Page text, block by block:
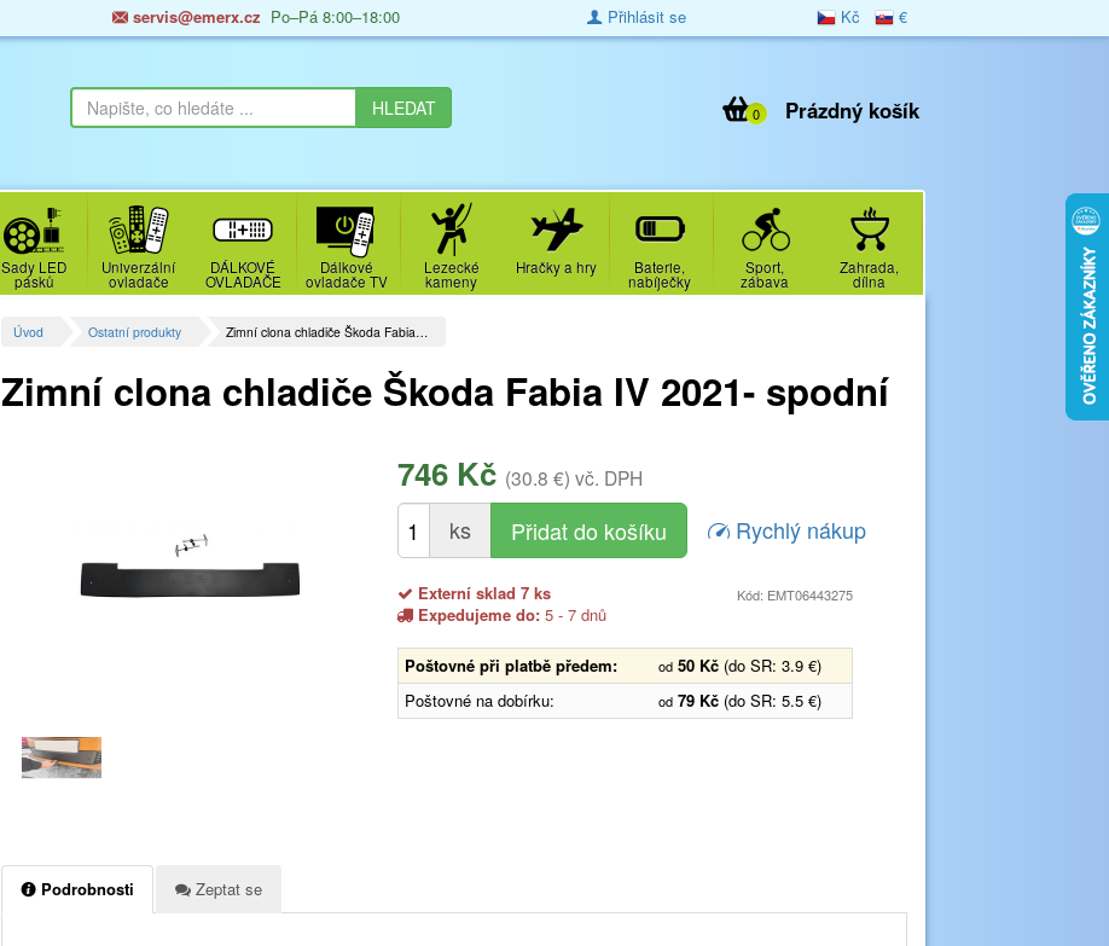
servis@emerx.cz Po–Pá 8:00–18:00 Kč €
Přihlásit se
Prázdný košík
0
Sady LED
pásků
Univerzální
ovladače
DÁLKOVÉ
OVLADAČE
Dálkové
ovladače TV
Lezecké
kameny
Hračky a hry Baterie,
nabíječky
Sport,
zábava
Zahrada,
dílna
Úvod Ostatní produkty Zimní clona chladiče Škoda Fabia…
Zimní clona chladiče Škoda Fabia IV 2021- spodní
746 Kč (30.8 €) vč. DPH
ks Rychlý nákup
Externí sklad 7 ks
Expedujeme do:5 - 7 dnů
Kód: EMT06443275
Poštovné při platbě předem: od 50 Kč (do SR: 3.9 €)
Poštovné na dobírku:
od 79 Kč (do SR: 5.5 €)
Podrobnosti Zeptat se